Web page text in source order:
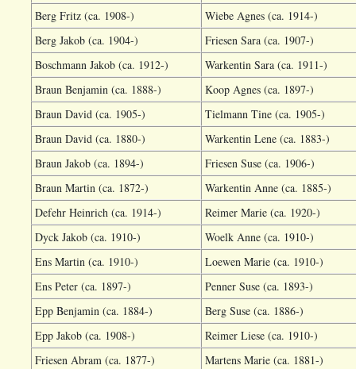
Berg Fritz (ca. 1908-)
Wiebe Agnes (ca. 1914-)
Berg Jakob (ca. 1904-)
Friesen Sara (ca. 1907-)
Boschmann Jakob (ca. 1912-)
Warkentin Sara (ca. 1911-)
Braun Benjamin (ca. 1888-)
Koop Agnes (ca. 1897-)
Braun David (ca. 1905-)
Tielmann Tine (ca. 1905-)
Braun David (ca. 1880-)
Warkentin Lene (ca. 1883-)
Braun Jakob (ca. 1894-)
Friesen Suse (ca. 1906-)
Braun Martin (ca. 1872-)
Warkentin Anne (ca. 1885-)
Defehr Heinrich (ca. 1914-)
Reimer Marie (ca. 1920-)
Dyck Jakob (ca. 1910-)
Woelk Anne (ca. 1910-)
Ens Martin (ca. 1910-)
Loewen Marie (ca. 1910-)
Ens Peter (ca. 1897-)
Penner Suse (ca. 1893-)
Epp Benjamin (ca. 1884-)
Berg Suse (ca. 1886-)
Epp Jakob (ca. 1908-)
Reimer Liese (ca. 1910-)
Friesen Abram (ca. 1877-)
Martens Marie (ca. 1881-)